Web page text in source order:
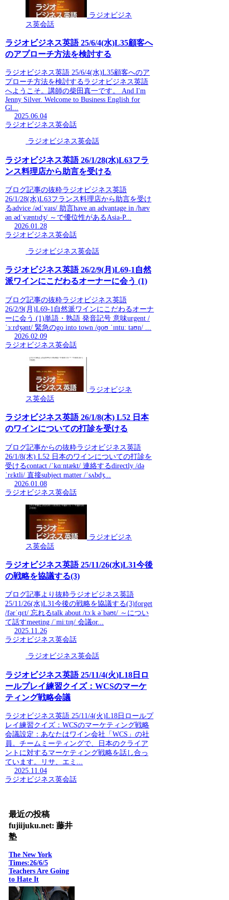
ラジオビジネ
ス英会話
ラジオビジネス英語 25/6/4(水)L35顧客へ
のアプローチ方法を検討する
ラジオビジネス英語 25/6/4(水)L35顧客へのア
プローチ方法を検討するラジオビジネス英語
へようこそ。講師の柴田真一です。 And I'm
Jenny Silver. Welcome to Business English for
Gl...
2025.06.04
ラジオビジネス英会話
ラジオビジネス英会話
ラジオビジネス英語 26/1/28(水)L63フラ
ンス料理店から助言を受ける
ブログ記事の抜粋ラジオビジネス英語
26/1/28(水)L63フランス料理店から助言を受け
るadvice /ədˈvaɪs/ 助言have an advantage in /hæv
ən ədˈvæntɪdʒ/ ～で優位性があるAsia-P...
2026.01.28
ラジオビジネス英会話
ラジオビジネス英会話
ラジオビジネス英語 26/2/9(月)L69-1自然
派ワインにこだわるオーナーに会う (1)
ブログ記事の抜粋ラジオビジネス英語
26/2/9(月)L69-1自然派ワインにこだわるオーナ
ーに会う (1)単語・熟語 発音記号 意味urgent /
ˈɜːrdʒənt/ 緊急のgo into town /ɡoʊ ˈɪntuː taʊn/ ...
2026.02.09
ラジオビジネス英会話
ラジオビジネ
ス英会話
ラジオビジネス英語 26/1/8(木) L52 日本
のワインについての打診を受ける
ブログ記事からの抜粋ラジオビジネス英語
26/1/8(木) L52 日本のワインについての打診を
受けるcontact /ˈkɑːntækt/ 連絡するdirectly /də
ˈrɛktli/ 直接subject matter /ˈsʌbdʒ...
2026.01.08
ラジオビジネス英会話
ラジオビジネ
ス英会話
ラジオビジネス英語 25/11/26(水)L31今後
の戦略を協議する(3)
ブログ記事より抜粋ラジオビジネス英語
25/11/26(水)L31今後の戦略を協議する(3)forget
/fərˈɡɛt/ 忘れるtalk about /tɔːk əˈbaʊt/ ～につい
て話すmeeting /ˈmiːtɪŋ/ 会議or...
2025.11.26
ラジオビジネス英会話
ラジオビジネス英会話
ラジオビジネス英語 25/11/4(火)L18日ロ
ールプレイ練習クイズ：WCSのマーケ
ティング戦略会議
ラジオビジネス英語 25/11/4(火)L18日ロールプ
レイ練習クイズ：WCSのマーケティング戦略
会議設定：あなたはワイン会社「WCS」の社
員。チームミーティングで、日本のクライア
ントに対するマーケティング戦略を話し合っ
ています。リサ、エミ...
2025.11.04
ラジオビジネス英会話
最近の投稿
fujiijuku.net: 藤井
塾
The New York
Times:26/6/5
Teachers Are Going
to Hate It